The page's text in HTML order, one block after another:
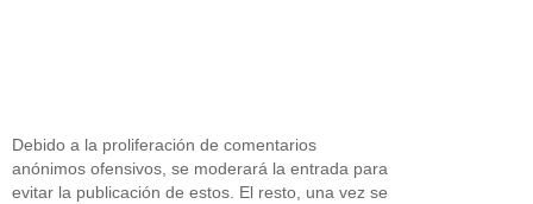
Debido a la proliferación de comentarios
anónimos ofensivos, se moderará la entrada para
evitar la publicación de estos. El resto, una vez se